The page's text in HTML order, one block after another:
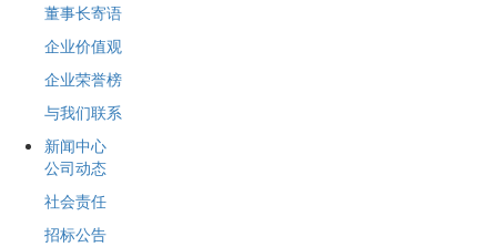
董事长寄语
企业价值观
企业荣誉榜
与我们联系
新闻中心
公司动态
社会责任
招标公告